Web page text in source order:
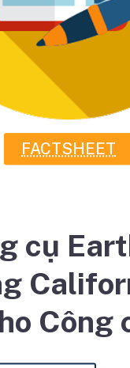
FACTSHEET
cụ
Công